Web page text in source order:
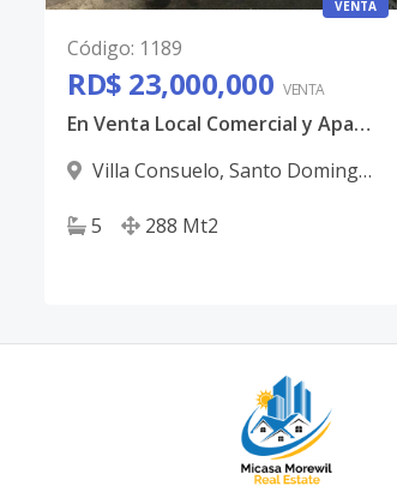
VENTA
Código: 1189
RD$ 23,000,000 VENTA
En Venta Local Comercial y Apartamento en Villa Consuelo
Villa Consuelo, Santo Domingo
5
288 Mt2